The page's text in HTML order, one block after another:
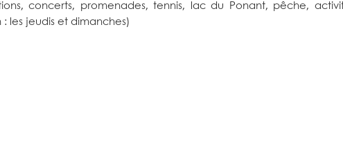
concerts, promenades, tennis, lac du Ponant, pêche,
les jeudis et dimanches)